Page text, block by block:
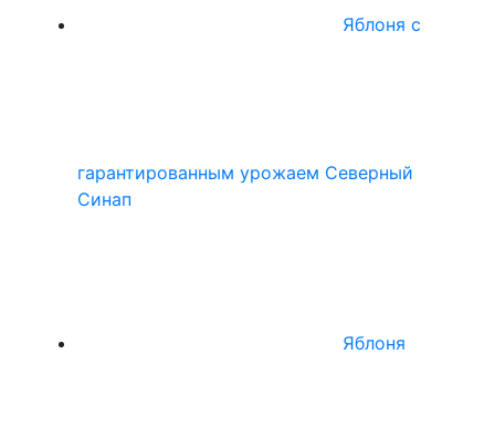
Яблоня с
гарантированным урожаем Северный
Синап
Яблоня